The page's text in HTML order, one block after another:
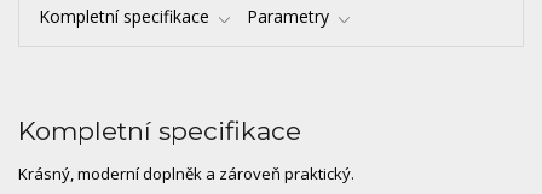
Kompletní specifikace Parametry
Kompletní specifikace
Krásný, moderní doplněk a zároveň praktický.